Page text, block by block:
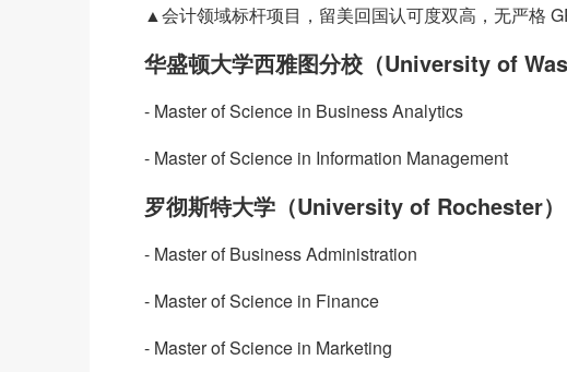
▲会计领域标杆项目，留美回国认可度双高，无严格
华盛顿大学西雅图分校（University of
- Master of Science in Business Analytics
- Master of Science in Information Management
罗彻斯特大学（University of Rochester）
- Master of Business Administration
- Master of Science in Finance
- Master of Science in Marketing